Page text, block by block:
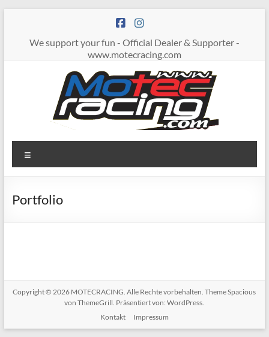
springenWe support your fun - Official Dealer & Supporter -
www.motecracing.com
MOTECRACING
Portfolio
Copyright © 2026 MOTECRACING. Alle Rechte vorbehalten. ThemeSpacious
von ThemeGrill. Präsentiert von:WordPress.
Kontakt
Impressum